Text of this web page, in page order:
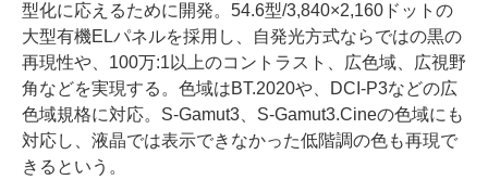
型化に応えるために開発。54.6型/3,840×2,160ドットの
大型有機ELパネルを採用し、自発光方式ならではの黒の
再現性や、100万:1以上のコントラスト、広色域、広視野
角などを実現する。色域はBT.2020や、DCI-P3などの広
色域規格に対応。S-Gamut3、S-Gamut3.Cineの色域にも
対応し、液晶では表示できなかった低階調の色も再現で
きるという。